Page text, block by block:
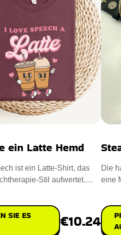
ein Latte Hemd
ist ein Latte-Shirt, das
Stil aufwertet.
SIE ES
€10.24
Die
eine